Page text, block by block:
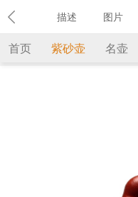
首页 紫砂壶 名壶
描述 图片